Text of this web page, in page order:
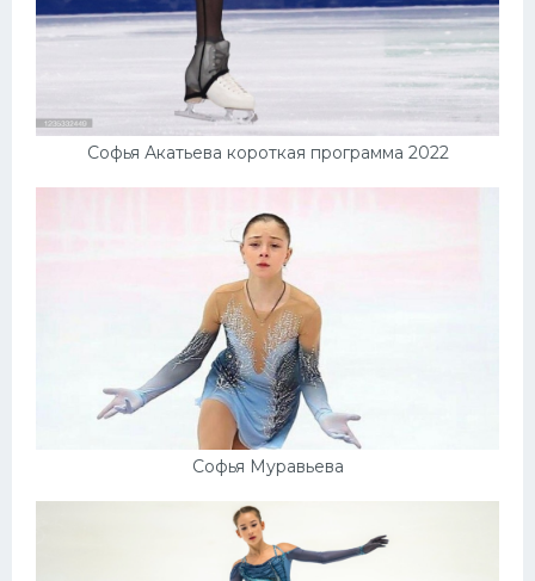
Софья Акатьева короткая программа 2022
Софья Муравьева